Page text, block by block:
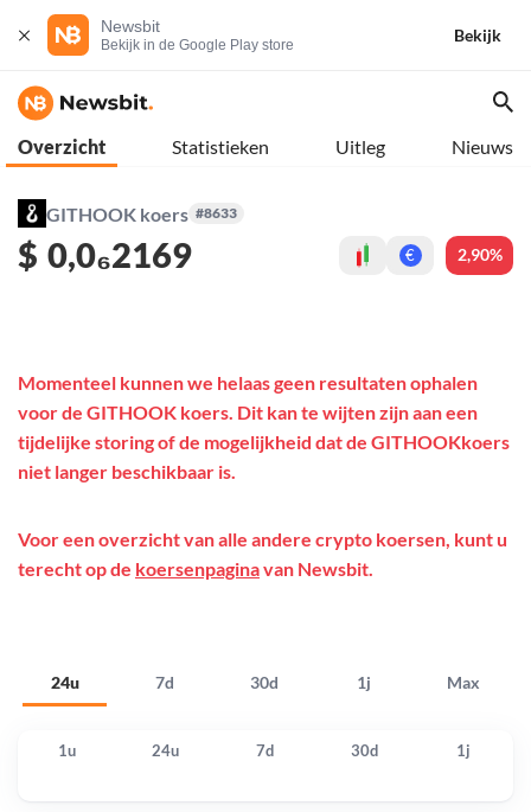
Newsbit
Bekijk in de Google Play store
Bekijk
Overzicht Statistieken Uitleg Nieuws
GITHOOK koers #8633
$ 0,0₆2169 € 2,90%
24u 7d 30d 1j Max
Momenteel kunnen we helaas geen resultaten ophalen
voor de GITHOOK koers. Dit kan te wijten zijn aan een
tijdelijke storing of de mogelijkheid dat de GITHOOKkoers
niet langer beschikbaar is.
Voor een overzicht van alle andere crypto koersen, kunt u
terecht op de koersenpaginavan Newsbit.
1u 24u 7d 30d 1j